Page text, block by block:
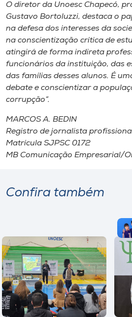
O diretor da Unoesc Chapecó,
Gustavo Bortoluzzi, destaca o
na defesa dos interesses da
na conscientização crítica de
atingirá de forma indireta
funcionários da instituição, das
das famílias desses alunos. É
debate e conscientizar a
corrupção”.
MARCOS A. BEDIN
Registro de jornalista
Matrícula SJPSC 0172
MB Comunicação Empresarial/
Confira também